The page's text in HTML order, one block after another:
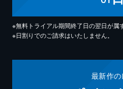
※無料トライアル期間終了日の翌日が属
※日割りでのご請求はいたしません。
最新作の